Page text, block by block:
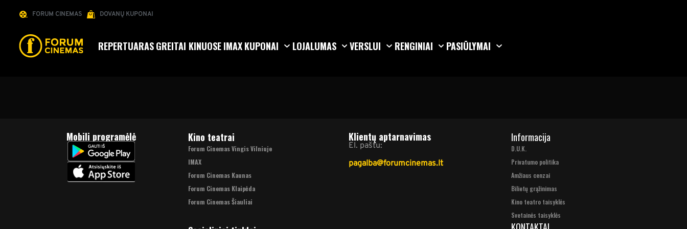
FORUM CINEMAS DOVANŲ KUPONAI
REPERTUARASGREITAI KINUOSEIMAXKUPONAI LOJALUMAS VERSLUI RENGINIAI PASIŪLYMAI
Mobili programėlė Kino teatrai
Forum Cinemas Vingis Vilniuje
IMAX
Forum Cinemas Kaunas
Forum Cinemas Klaipėda
Forum Cinemas Šiauliai
Klientų aptarnavimas
El. paštu:
pagalba@forumcinemas.lt
Informacija
D.U.K.
Privatumo politika
Amžiaus cenzai
Bilietų grąžinimas
Kino teatro taisyklės
Svetainės taisyklės